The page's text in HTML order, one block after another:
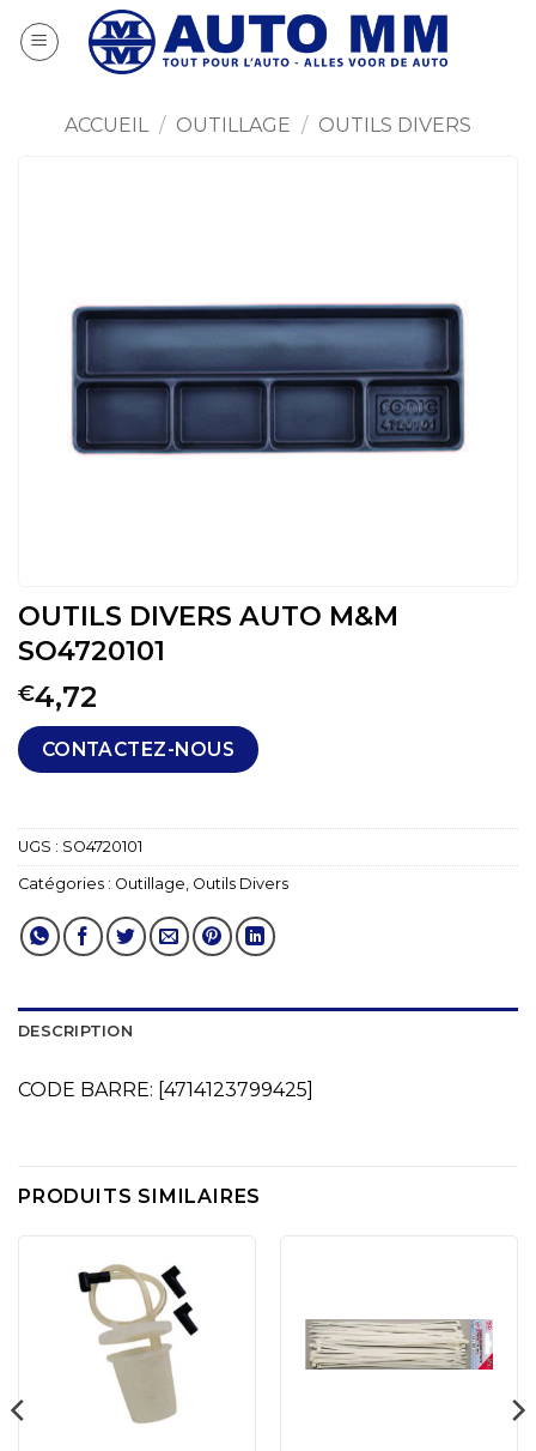
au
ACCUEIL / OUTILLAGE / OUTILS DIVERS
OUTILS DIVERS AUTO M&M
SO4720101
€4,72
CONTACTEZ-NOUS
UGS : SO4720101
Catégories : Outillage Outils Divers
DESCRIPTION
CODE BARRE: [4714123799425]
PRODUITS SIMILAIRES